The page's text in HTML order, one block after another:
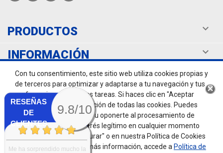
PRODUCTOS 
INFORMACIÓN 
TU CUENTA 
Con tu consentimiento, este sitio web utiliza cookies propias y
de terceros para optimizar y adaptarse a tu navegación y tus
preferencias, entre otras tareas. Si haces clic en "Aceptar
todas", aceptas la instalación de todas las cookies. Puedes
retirar tu consentimiento u oponerte al procesamiento de
datos basado en un interés legítimo en cualquier momento
haciendo clic en "Configurar" o en nuestra Política de Cookies
en este sitio web. Para más información, accede a Política de
RESEÑAS
DE
CLIENTES
9.8/10
Me ha sorprendido mucho la